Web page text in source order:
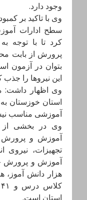
وجود دارد.
وی با تاکید بر
سطح ادارات
کرد تا با توجه
پرورش از بابت
بتوان در آزمون
این نیروها را جذب
وی اظهار داشت:
استان خوزستان
آموزشی مناسب
وی در بخشی
آموزش و پرورش
تجهیزات، نیروی
استان است.